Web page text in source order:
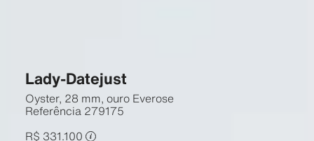
Lady-Datejust
Oyster, 28 mm, ouro Everose
Referência 279175
R$ 331.100